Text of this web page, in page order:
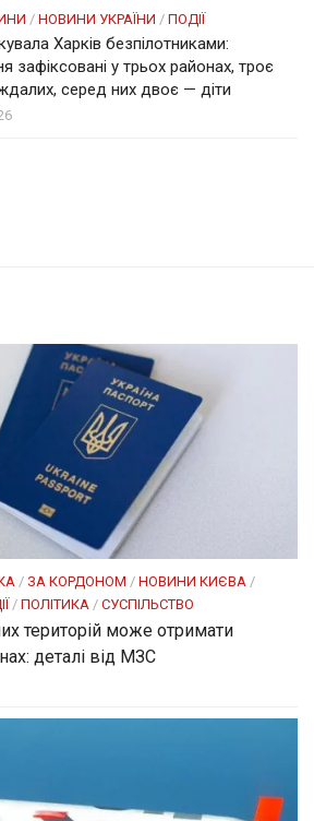
/ НОВИНИ УКРАЇНИ / ПОДІЇ
Харків безпілотниками:
зафіксовані у трьох районах, троє
серед них двоє — діти
/ ЗА КОРДОНОМ / НОВИНИ КИЄВА /
/ ПОЛІТИКА / СУСПІЛЬСТВО
територій може отримати
деталі від МЗС